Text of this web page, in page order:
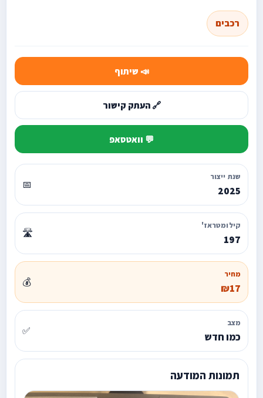
רכבים
📣 שיתוף
🔗 העתק קישור
💬 וואטסאפ
שנת ייצור
2025
📅
קילומטראז'
197
🛣️
מחיר
₪17
💰
מצב
כמו חדש ✅
תמונות המודעה